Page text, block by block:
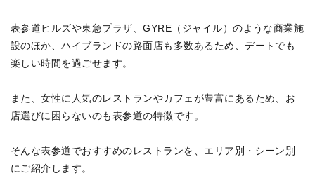
表参道ヒルズや東急プラザ、GYRE（ジャイル）のような商業施
設のほか、ハイブランドの路面店も多数あるため、デートでも
楽しい時間を過ごせます。
また、女性に人気のレストランやカフェが豊富にあるため、お
店選びに困らないのも表参道の特徴です。
そんな表参道でおすすめのレストランを、エリア別・シーン別
にご紹介します。